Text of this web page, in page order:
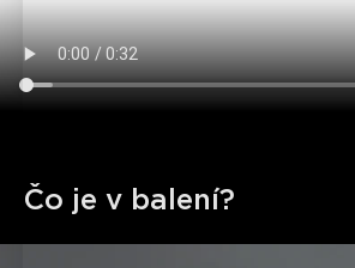
Čo je v balení?